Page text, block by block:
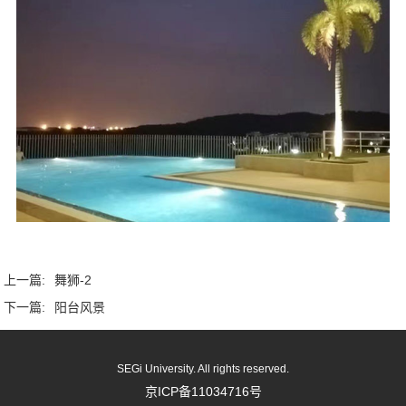
上一篇:
舞狮-2
下一篇:
阳台风景
SEGi University. All rights reserved.
京ICP备11034716号